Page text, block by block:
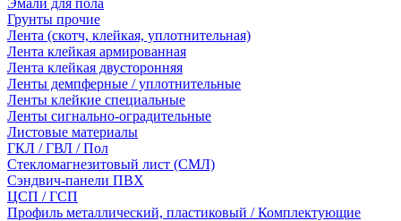
Эмали для пола
Грунты прочие
Лента (скотч, клейкая, уплотнительная)
Лента клейкая армированная
Лента клейкая двусторонняя
Ленты демпферные / уплотнительные
Ленты клейкие специальные
Ленты сигнально-оградительные
Листовые материалы
ГКЛ / ГВЛ / Пол
Стекломагнезитовый лист (СМЛ)
Сэндвич-панели ПВХ
ЦСП / ГСП
Профиль металлический, пластиковый / Комплектующие